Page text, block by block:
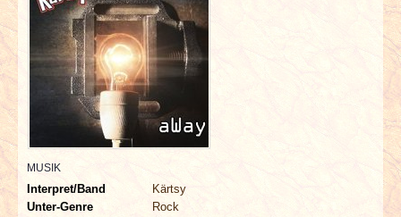
VERLOSUNGEN
INTERVIEWS
SPECIALS
REDAKTION
MUSIK
Interpret/Band
Kärtsy
Unter-Genre
Rock